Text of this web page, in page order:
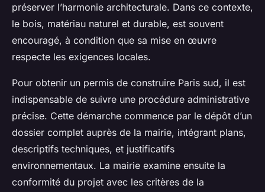
préserver l’harmonie architecturale. Dans ce contexte,
le bois, matériau naturel et durable, est souvent
encouragé, à condition que sa mise en œuvre
respecte les exigences locales.
Pour obtenir un permis de construire Paris sud, il est
indispensable de suivre une procédure administrative
précise. Cette démarche commence par le dépôt d’un
dossier complet auprès de la mairie, intégrant plans,
descriptifs techniques, et justificatifs
environnementaux. La mairie examine ensuite la
conformité du projet avec les critères de la